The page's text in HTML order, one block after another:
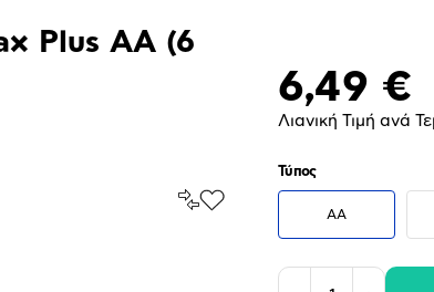
Plus AA (6
Σύγκρινέ
Προσθήκη
Αγαπημένα
6,49 €
Λιανική Τιμή ανά
Τύπος
AA